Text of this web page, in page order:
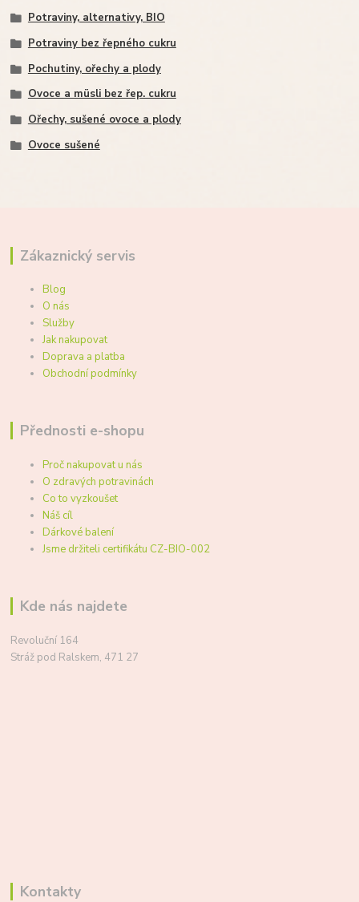
Potraviny, alternativy, BIO
Potraviny bez řepného cukru
Pochutiny, ořechy a plody
Ovoce a müsli bez řep. cukru
Ořechy, sušené ovoce a plody
Ovoce sušené
Zákaznický servis
Blog
O nás
Služby
Jak nakupovat
Doprava a platba
Obchodní podmínky
Přednosti e-shopu
Proč nakupovat u nás
O zdravých potravinách
Co to vyzkoušet
Náš cíl
Dárkové balení
Jsme držiteli certifikátu CZ-BIO-002
Kde nás najdete
Revoluční 164
Stráž pod Ralskem, 471 27
Kontakty